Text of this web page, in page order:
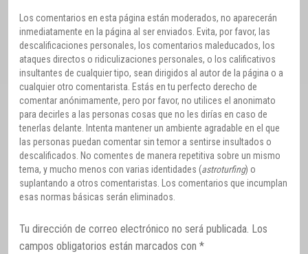
Los comentarios en esta página están moderados, no aparecerán
inmediatamente en la página al ser enviados. Evita, por favor, las
descalificaciones personales, los comentarios maleducados, los
ataques directos o ridiculizaciones personales, o los calificativos
insultantes de cualquier tipo, sean dirigidos al autor de la página o a
cualquier otro comentarista. Estás en tu perfecto derecho de
comentar anónimamente, pero por favor, no utilices el anonimato
para decirles a las personas cosas que no les dirías en caso de
tenerlas delante. Intenta mantener un ambiente agradable en el que
las personas puedan comentar sin temor a sentirse insultados o
descalificados. No comentes de manera repetitiva sobre un mismo
tema, y mucho menos con varias identidades (astroturfing) o
suplantando a otros comentaristas. Los comentarios que incumplan
esas normas básicas serán eliminados.
Tu dirección de correo electrónico no será publicada. Los
campos obligatorios están marcados con *